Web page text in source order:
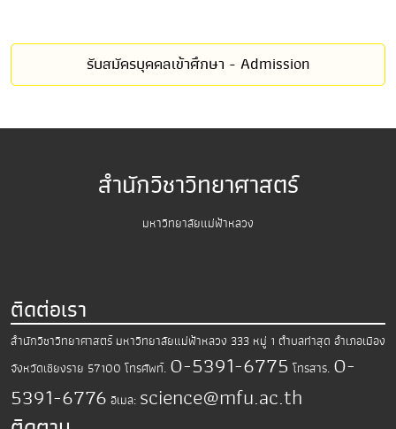
รับสมัครบุคคลเข้าศึกษา - Admission
สำนักวิชาวิทยาศาสตร์
มหาวิทยาลัยแม่ฟ้าหลวง
ติดต่อเรา
สำนักวิชาวิทยาศาสตร์ มหาวิทยาลัยแม่ฟ้าหลวง 333 หมู่ 1 ตำบลท่าสุด อำเภอเมือง
จังหวัดเชียงราย 57100 โทรศัพท์. 0-5391-6775 โทรสาร. 0-
5391-6776 อีเมล: science@mfu.ac.th